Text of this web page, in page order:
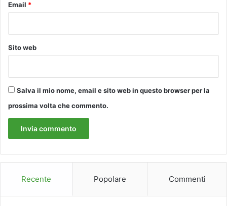
Email *
Sito web
Salva il mio nome, email e sito web in questo browser per la
prossima volta che commento.
Recente Popolare Commenti